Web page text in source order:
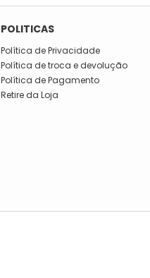
POLITICAS
Política de Privacidade
Política de troca e devolução
Política de Pagamento
Retire da Loja